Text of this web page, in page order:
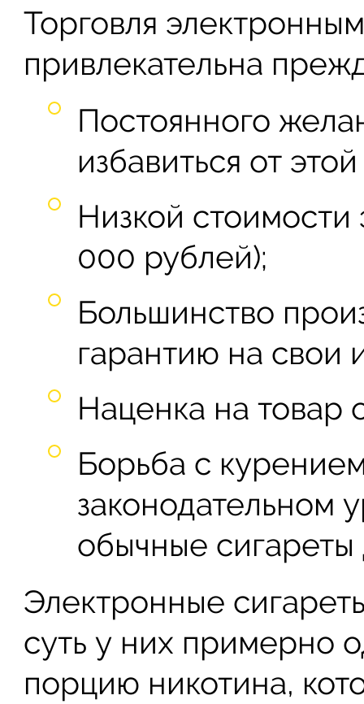
Торговля
привлекательна
Постоянного
избавиться от
Низкой стоимости
000 рублей);
Большинство
гарантию на свои
Наценка на товар
Борьба с
законодательном
обычные
Электронные
суть у них примерно
порцию никотина,